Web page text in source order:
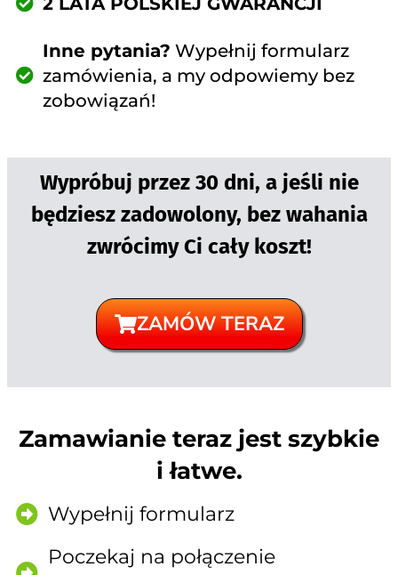
Inne pytania? Wypełnij formularz
zamówienia, a my odpowiemy bez
zobowiązań!
Wypróbuj przez 30 dni, a jeśli nie
będziesz zadowolony, bez wahania
zwrócimy Ci cały koszt!
ZAMÓW TERAZ
Zamawianie teraz jest szybkie
i łatwe.
Wypełnij formularz
Poczekaj na połączenie